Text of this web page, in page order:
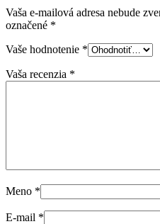
Vaša e-mailová adresa nebude
označené *
Vaše hodnotenie *
Vaša recenzia *
Meno *
E-mail *